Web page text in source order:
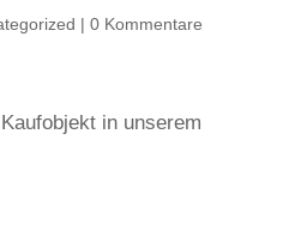
| 0 Kommentare
in unserem